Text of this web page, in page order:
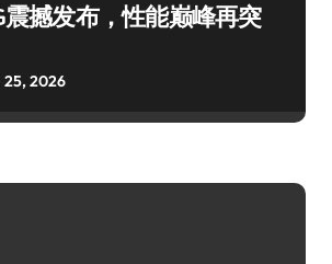
震撼发布，性能巅峰再突
25, 2026